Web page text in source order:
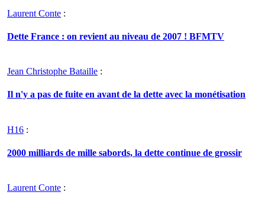
Laurent Conte :
Dette France : on revient au niveau de 2007 ! BFMTV
Jean Christophe Bataille :
Il n'y a pas de fuite en avant de la dette avec la monétisation
H16 :
2000 milliards de mille sabords, la dette continue de grossir
Laurent Conte :